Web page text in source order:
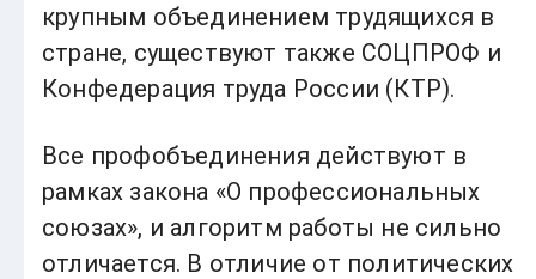
крупным объединением трудящихся в
стране, существуют также СОЦПРОФ и
Конфедерация труда России (КТР).
Все профобъединения действуют в
рамках закона «О профессиональных
союзах», и алгоритм работы не сильно
отличается. В отличие от политических